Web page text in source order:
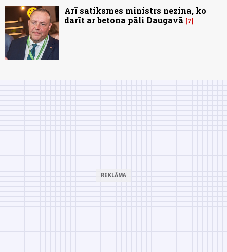
Arī satiksmes ministrs nezina, ko
darīt ar betona pāli Daugavā
7